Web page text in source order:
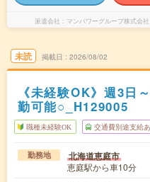
派遣会社 マンパワーグループ株式会
未読 掲載日 2026/08/02
《未経験OK》週3日
勤可能○_H129005
職種未経験OK 交通費別途支給
勤務地 北海道恵庭市
恵庭駅から車10分